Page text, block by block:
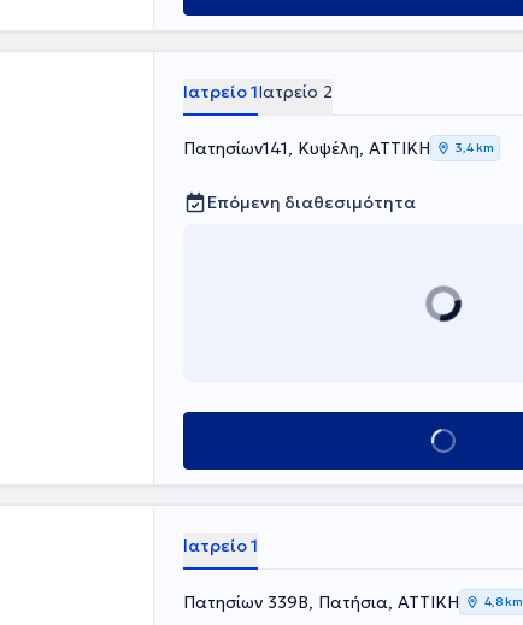
Ιατρείο 1Ιατρείο 2
Πατησίων141, Κυψέλη, ΑΤΤΙΚΗ 3,4 km
Επόμενη διαθεσιμότητα
Κλείσε ραντεβού
Ιατρείο 1
Πατησίων 339Β, Πατήσια, ΑΤΤΙΚΗ 4,8 km